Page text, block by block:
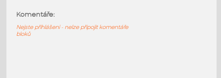
F3D Ocel
Komentáře:
Nejste přihlášeni - nelze připojit komentáře
bloků